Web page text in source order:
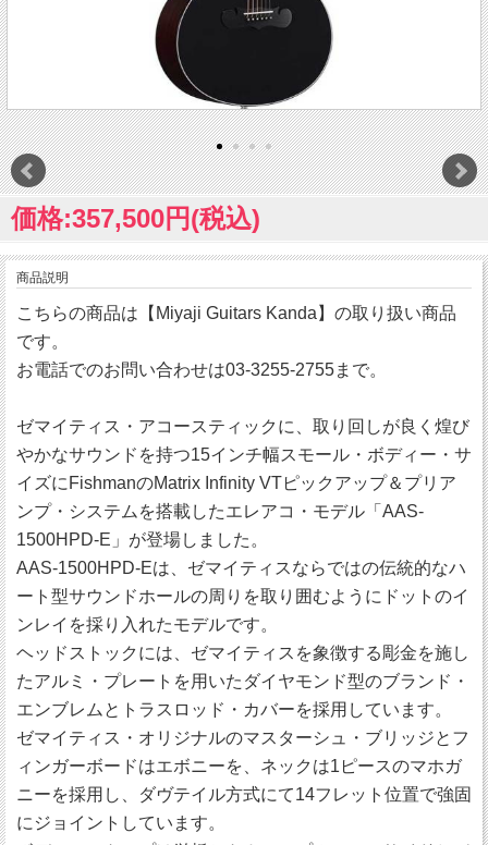
価格:357,500円(税込)
商品説明
こちらの商品は【Miyaji Guitars Kanda】の取り扱い商品
です。
お電話でのお問い合わせは03-3255-2755まで。
ゼマイティス・アコースティックに、取り回しが良く煌び
やかなサウンドを持つ15インチ幅スモール・ボディー・サ
イズにFishmanのMatrix Infinity VTピックアップ＆プリア
ンプ・システムを搭載したエレアコ・モデル「AAS-
1500HPD-E」が登場しました。
AAS-1500HPD-Eは、ゼマイティスならではの伝統的なハ
ート型サウンドホールの周りを取り囲むようにドットのイ
ンレイを採り入れたモデルです。
ヘッドストックには、ゼマイティスを象徴する彫金を施し
たアルミ・プレートを用いたダイヤモンド型のブランド・
エンブレムとトラスロッド・カバーを採用しています。
ゼマイティス・オリジナルのマスターシュ・ブリッジとフ
ィンガーボードはエボニーを、ネックは1ピースのマホガ
ニーを採用し、ダヴテイル方式にて14フレット位置で強固
にジョイントしています。